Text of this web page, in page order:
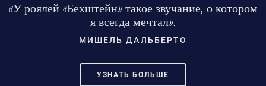
«У роялей «Бехштейн» такое звучание, о котором
я всегда мечтал».
МИШЕЛЬ ДАЛЬБЕРТО
УЗНАТЬ БОЛЬШЕ